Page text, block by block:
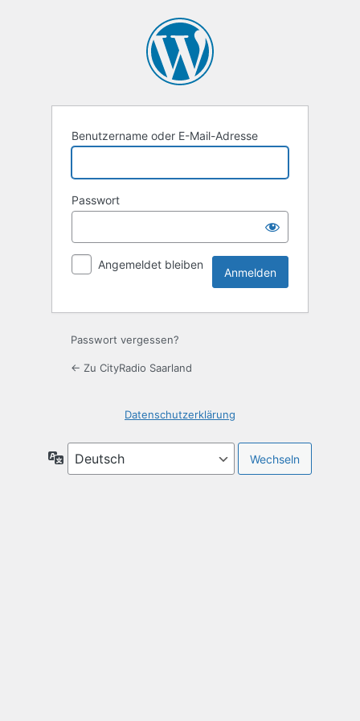
Benutzername oder E-Mail-Adresse
Passwort
Angemeldet bleiben
Passwort vergessen?
← Zu CityRadio Saarland
Datenschutzerklärung
Sprache